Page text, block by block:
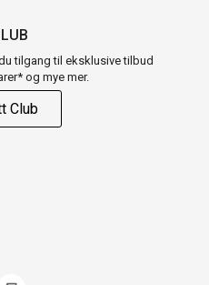
tilgang til eksklusive tilbud
og mye mer.
Club